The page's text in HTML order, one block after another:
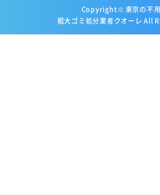
Copyright © 東京の不
粗大ゴミ処分業者クオーレ All